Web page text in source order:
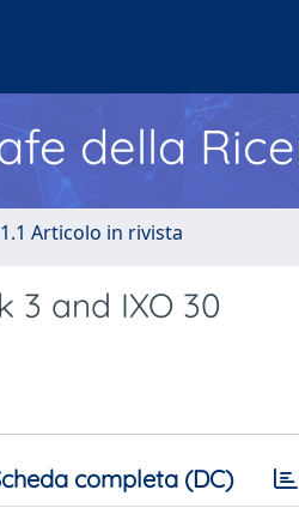
della
1.1 Articolo in rivista
3 and IXO 30
completa (DC)